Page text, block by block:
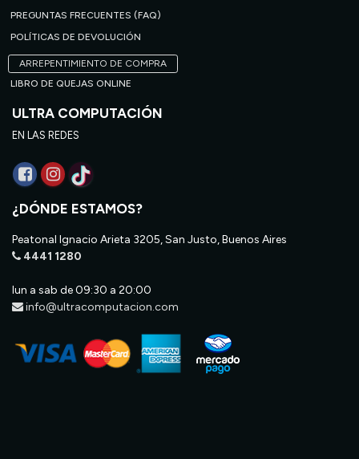
PREGUNTAS FRECUENTES (FAQ)
POLÍTICAS DE DEVOLUCIÓN
ARREPENTIMIENTO DE COMPRA
LIBRO DE QUEJAS ONLINE
ULTRA COMPUTACIÓN
EN LAS REDES
¿DÓNDE ESTAMOS?
Peatonal Ignacio Arieta 3205, San Justo, Buenos Aires
4441 1280
lun a sab de 09:30 a 20:00
info@ultracomputacion.com